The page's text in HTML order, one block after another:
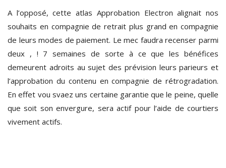
A l’opposé, cette atlas Approbation Electron alignait nos
souhaits en compagnie de retrait plus grand en compagnie
de leurs modes de paiement. Le mec faudra recenser parmi
deux , ! 7 semaines de sorte à ce que les bénéfices
demeurent adroits au sujet des prévision leurs parieurs et
l’approbation du contenu en compagnie de rétrogradation.
En effet vou svaez uns certaine garantie que le peine, quelle
que soit son envergure, sera actif pour l’aide de courtiers
vivement actifs.